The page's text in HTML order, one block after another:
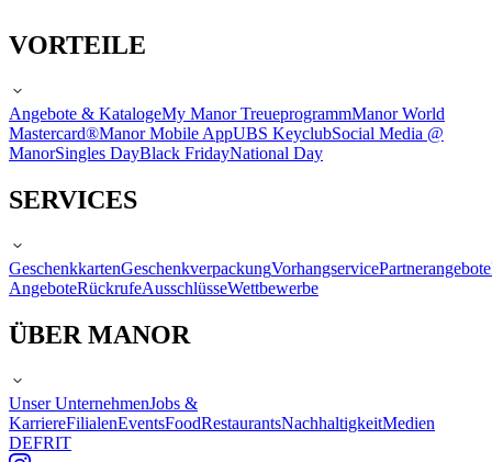
VORTEILE
Angebote & KatalogeMy Manor TreueprogrammManor World
Mastercard®Manor Mobile AppUBS KeyclubSocial Media @
ManorSingles DayBlack FridayNational Day
SERVICES
GeschenkkartenGeschenkverpackungVorhangservicePartnerangebote
AngeboteRückrufeAusschlüsseWettbewerbe
ÜBER MANOR
Unser UnternehmenJobs &
KarriereFilialenEventsFoodRestaurantsNachhaltigkeitMedien
DEFRIT